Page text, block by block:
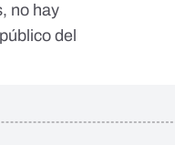
no hay
del